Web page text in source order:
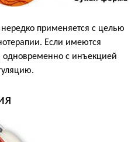
применяется с целью
Если имеются
одновременно с инъекцией